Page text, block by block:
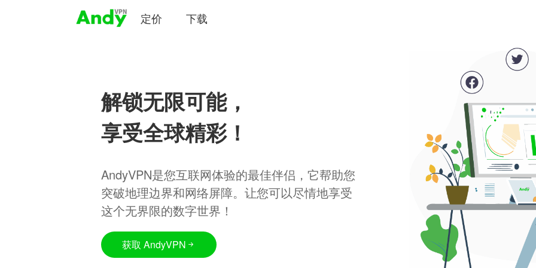
定价 下载
解锁无限可能，
享受全球精彩！
AndyVPN是您互联网体验的最佳伴侣，它帮助您
突破地理边界和网络屏障。让您可以尽情地享受
这个无界限的数字世界！
获取 AndyVPN